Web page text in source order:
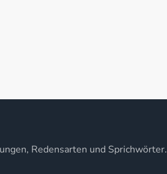
Redensarten und Sprichwörter.